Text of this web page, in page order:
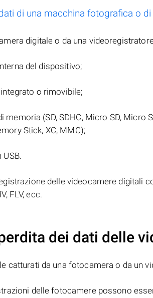
di una macchina fotografica o
digitale o da una
del dispositivo;
o rimovibile;
memoria (SD, SDHC, Micro SD, Micro
Stick, XC, MMC);
USB.
delle videocamere digitali
FLV, ecc.
dei dati delle
catturati da una fotocamera o da un
delle fotocamere possono